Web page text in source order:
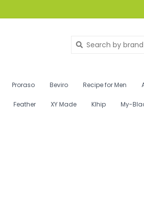
Proraso Beviro Recipe for Men
Feather XY Made Klhip My-